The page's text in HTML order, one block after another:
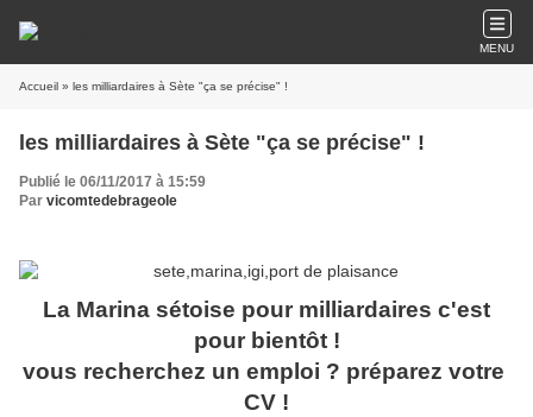
MENU
Accueil » les milliardaires à Sète "ça se précise" !
les milliardaires à Sète "ça se précise" !
Publié le 06/11/2017 à 15:59
Par vicomtedebrageole
La Marina sétoise pour milliardaires c'est
pour bientôt !
vous recherchez un emploi ? préparez votre
CV !